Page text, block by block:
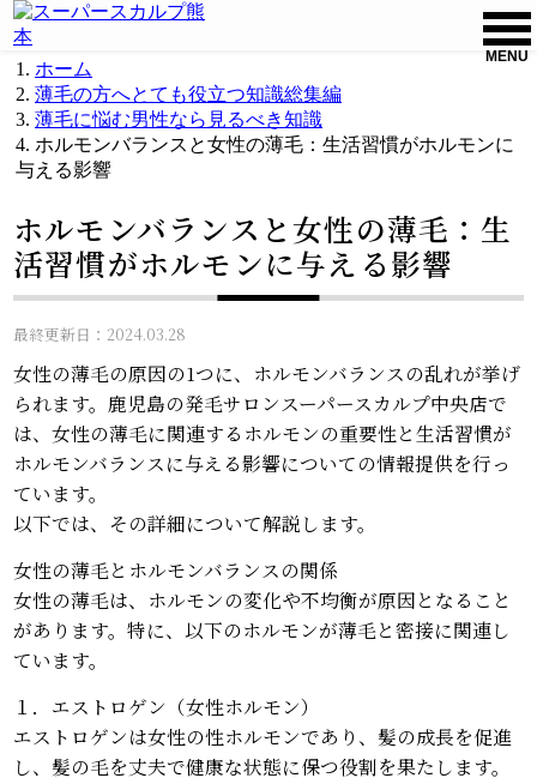
MENU
ホーム
薄毛の方へとても役立つ知識総集編
薄毛に悩む男性なら見るべき知識
ホルモンバランスと女性の薄毛：生活習慣がホルモンに
与える影響
ホルモンバランスと女性の薄毛：生
活習慣がホルモンに与える影響
最終更新日：2024.03.28
女性の薄毛の原因の1つに、ホルモンバランスの乱れが挙げ
られます。鹿児島の発毛サロンスーパースカルプ中央店で
は、女性の薄毛に関連するホルモンの重要性と生活習慣が
ホルモンバランスに与える影響についての情報提供を行っ
ています。
以下では、その詳細について解説します。
女性の薄毛とホルモンバランスの関係
女性の薄毛は、ホルモンの変化や不均衡が原因となること
があります。特に、以下のホルモンが薄毛と密接に関連し
ています。
１．エストロゲン（女性ホルモン）
エストロゲンは女性の性ホルモンであり、髪の成長を促進
し、髪の毛を丈夫で健康な状態に保つ役割を果たします。